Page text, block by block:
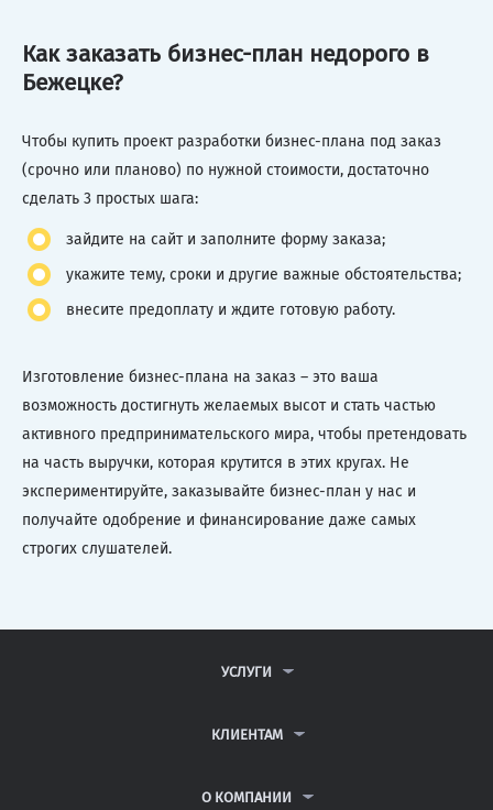
Как заказать бизнес-план недорого в
Бежецке?
Чтобы купить проект разработки бизнес-плана под заказ
(срочно или планово) по нужной стоимости, достаточно
сделать 3 простых шага:
зайдите на сайт и заполните форму заказа;
укажите тему, сроки и другие важные обстоятельства;
внесите предоплату и ждите готовую работу.
Изготовление бизнес-плана на заказ – это ваша
возможность достигнуть желаемых высот и стать частью
активного предпринимательского мира, чтобы претендовать
на часть выручки, которая крутится в этих кругах. Не
экспериментируйте, заказывайте бизнес-план у нас и
получайте одобрение и финансирование даже самых
строгих слушателей.
УСЛУГИ
ДИПЛОМНЫЕ РАБОТЫ
РЕФЕРАТЫ
КЛИЕНТАМ
ВОПРОСЫ И ОТВЕТЫ
О КОМПАНИИ